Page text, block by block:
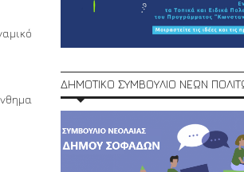
ΔΗΜΟΤΙΚΟ ΣΥΜΒΟΥΛΙΟ ΝΕΩΝ